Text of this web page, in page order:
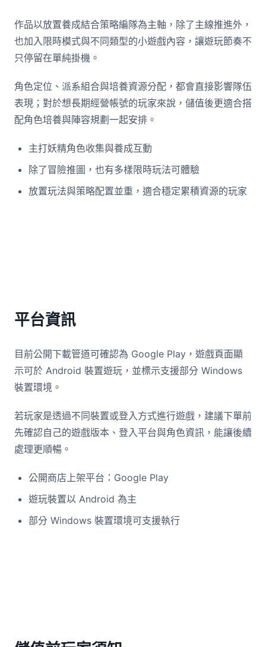
作品以放置養成結合策略編隊為主軸，除了主線推進外，
也加入限時模式與不同類型的小遊戲內容，讓遊玩節奏不
只停留在單純掛機。
角色定位、派系組合與培養資源分配，都會直接影響隊伍
表現；對於想長期經營帳號的玩家來說，儲值後更適合搭
配角色培養與陣容規劃一起安排。
主打妖精角色收集與養成互動
除了冒險推圖，也有多樣限時玩法可體驗
放置玩法與策略配置並重，適合穩定累積資源的玩家
平台資訊
目前公開下載管道可確認為 Google Play，遊戲頁面顯
示可於 Android 裝置遊玩，並標示支援部分 Windows
裝置環境。
若玩家是透過不同裝置或登入方式進行遊戲，建議下單前
先確認自己的遊戲版本、登入平台與角色資訊，能讓後續
處理更順暢。
公開商店上架平台：Google Play
遊玩裝置以 Android 為主
部分 Windows 裝置環境可支援執行